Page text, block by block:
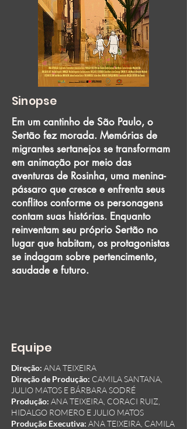
Sinopse
Em um cantinho de São Paulo, o
Sertão fez morada. Memórias de
migrantes sertanejos se transformam
em animação por meio das
aventuras de Rosinha, uma menina-
pássaro que cresce e enfrenta seus
conflitos conforme os personagens
contam suas histórias. Enquanto
reinventam seu próprio Sertão no
lugar que habitam, os protagonistas
se indagam sobre pertencimento,
saudade e futuro.
Equipe
Direção: ANA TEIXEIRA
Direção de Produção: CAMILA SANTANA,
JULIO MATOS E BÁRBARA SODRÉ
Produção: ANA TEIXEIRA, CORACI RUIZ,
HIDALGO ROMERO E JULIO MATOS
Produção Executiva: ANA TEIXEIRA, CAMILA